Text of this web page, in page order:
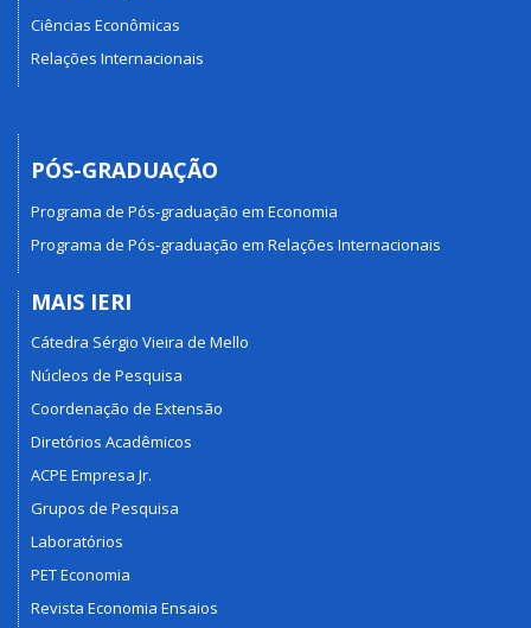
Ciências Econômicas
Relações Internacionais
PÓS-GRADUAÇÃO
Programa de Pós-graduação em Economia
Programa de Pós-graduação em Relações Internacionais
MAIS IERI
Cátedra Sérgio Vieira de Mello
Núcleos de Pesquisa
Coordenação de Extensão
Diretórios Acadêmicos
ACPE Empresa Jr.
Grupos de Pesquisa
Laboratórios
PET Economia
Revista Economia Ensaios